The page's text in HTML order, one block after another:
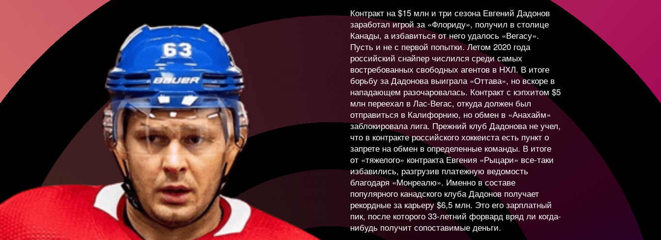
+12 670 60 051 6 000 000
Александр Головин -7 9 287 452 469 3 600 000
Александр Радулов +15 4 505 202 008
Карен Хачанов -5 5 926 271 646 4 520 000
Петр Ян -12 9 768 1 580 590 600 000
Михаил Сергачев +22 2 228 130 803
Евгений Дадонов +15 722 16 052
Самое главное, чтобы не было
травм. Сергачев взял два Кубка
Стэнли подряд, у него
Контракт на $15 млн и три сезона Евгений Дадонов
заработал игрой за «Флориду», получил в столице
Канады, а избавиться от него удалось «Вегасу».
Пусть и не с первой попытки. Летом 2020 года
российский снайпер числился среди самых
востребованных свободных агентов в НХЛ. В итоге
борьбу за Дадонова выиграла «Оттава», но вскоре в
нападающем разочаровалась. Контракт с кэпхитом $5
млн переехал в Лас-Вегас, откуда должен был
отправиться в Калифорнию, но обмен в «Анахайм»
заблокировала лига. Прежний клуб Дадонова не учел,
что в контракте российского хоккеиста есть пункт о
запрете на обмен в определенные команды. В итоге
от «тяжелого» контракта Евгения «Рыцари» все-таки
избавились, разгрузив платежную ведомость
благодаря «Монреалю». Именно в составе
популярного канадского клуба Дадонов получает
рекордные за карьеру $6,5 млн. Это его зарплатный
пик, после которого 33-летний форвард вряд ли когда-
нибудь получит сопоставимые деньги.